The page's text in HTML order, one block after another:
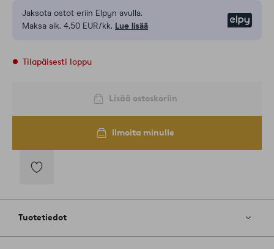
Jaksota ostot eriin Elpyn avulla.
Maksa alk. 4,50 EUR/kk. Lue lisää
Tilapäisesti loppu
Lisää ostoskoriin
Ilmoita minulle
suosikkeihin
Tuotetiedot